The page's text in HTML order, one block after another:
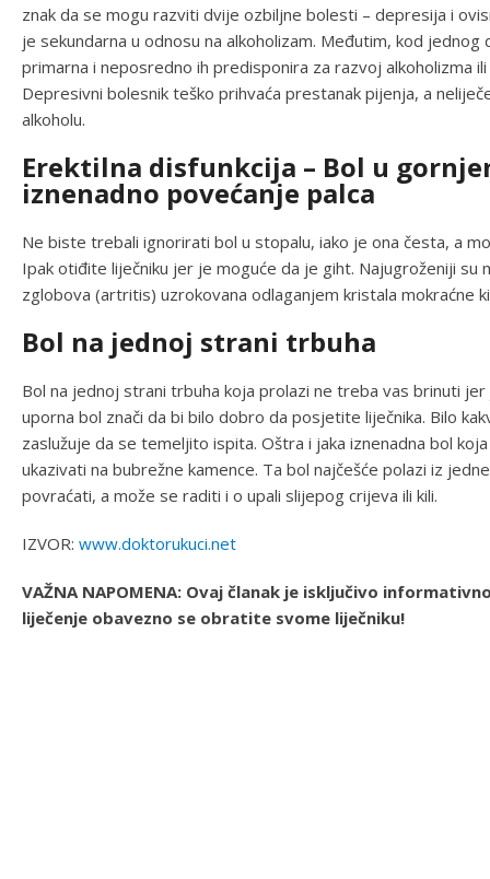
znak da se mogu razviti dvije ozbiljne bolesti – depresija i
je sekundarna u odnosu na alkoholizam. Međutim, kod
primarna i neposredno ih predisponira za razvoj alkoholizma
Depresivni bolesnik teško prihvaća prestanak pijenja, a
alkoholu.
Erektilna disfunkcija – Bol u
iznenadno povećanje palca
Ne biste trebali ignorirati bol u stopalu, iako je ona česta, a
Ipak otiđite liječniku jer je moguće da je giht. Najugroženiji su
zglobova (artritis) uzrokovana odlaganjem kristala mokraćne
Bol na jednoj strani trbuha
Bol na jednoj strani trbuha koja prolazi ne treba vas brinuti
uporna bol znači da bi bilo dobro da posjetite liječnika. Bilo
zaslužuje da se temeljito ispita. Oštra i jaka iznenadna bol
ukazivati na bubrežne kamence. Ta bol najčešće polazi iz
povraćati, a može se raditi i o upali slijepog crijeva ili kili.
IZVOR: www.doktorukuci.net
VAŽNA NAPOMENA: Ovaj članak je isključivo
liječenje obavezno se obratite svome liječniku!